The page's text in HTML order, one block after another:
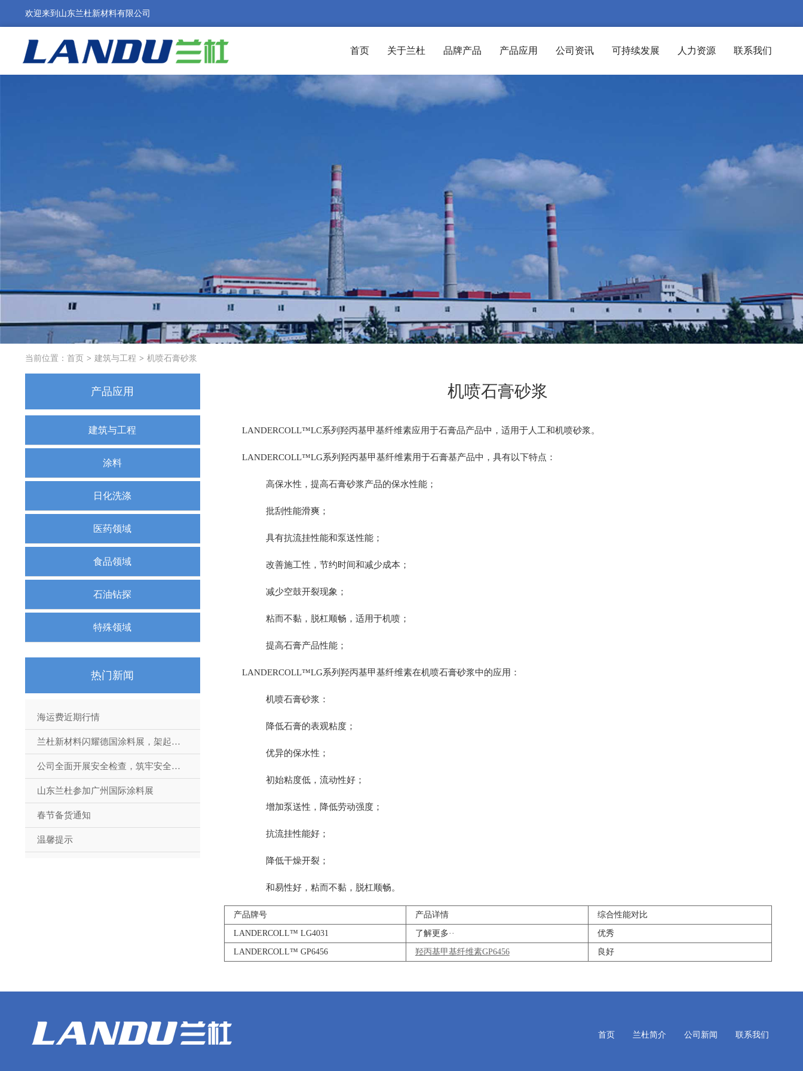
欢迎来到山东兰杜新材料有限公司
首页 关于兰杜 品牌产品 产品应用 公司资讯 可持续发展 人力资源 联系我们
当前位置： 首页 建筑与工程 机喷石膏砂浆
机喷石膏砂浆
LANDERCOLL™LC系列羟丙基甲基纤维素应用于石膏品产品中，适用于人工和机喷砂浆。
LANDERCOLL™LG系列羟丙基甲基纤维素用于石膏基产品中，具有以下特点：
高保水性，提高石膏砂浆产品的保水性能；
批刮性能滑爽；
具有抗流挂性能和泵送性能；
改善施工性，节约时间和减少成本；
减少空鼓开裂现象；
粘而不黏，脱杠顺畅，适用于机喷；
提高石膏产品性能；
LANDERCOLL™LG系列羟丙基甲基纤维素在机喷石膏砂浆中的应用：
机喷石膏砂浆：
降低石膏的表观粘度；
优异的保水性；
初始粘度低，流动性好；
增加泵送性，降低劳动强度；
抗流挂性能好；
降低干燥开裂；
和易性好，粘而不黏，脱杠顺畅。
产品牌号 产品详情 综合性能对比
LANDERCOLL™ LG4031 了解更多·· 优秀
LANDERCOLL™ GP6456 羟丙基甲基纤维素GP6456 良好
产品应用
建筑与工程
涂料
日化洗涤
医药领域
食品领域
石油钻探
特殊领域
热门新闻
海运费近期行情
兰杜新材料闪耀德国涂料展，架起国际交流桥梁
公司全面开展安全检查，筑牢安全生产防线
山东兰杜参加广州国际涂料展
春节备货通知
温馨提示
首页 兰杜简介 公司新闻 联系我们